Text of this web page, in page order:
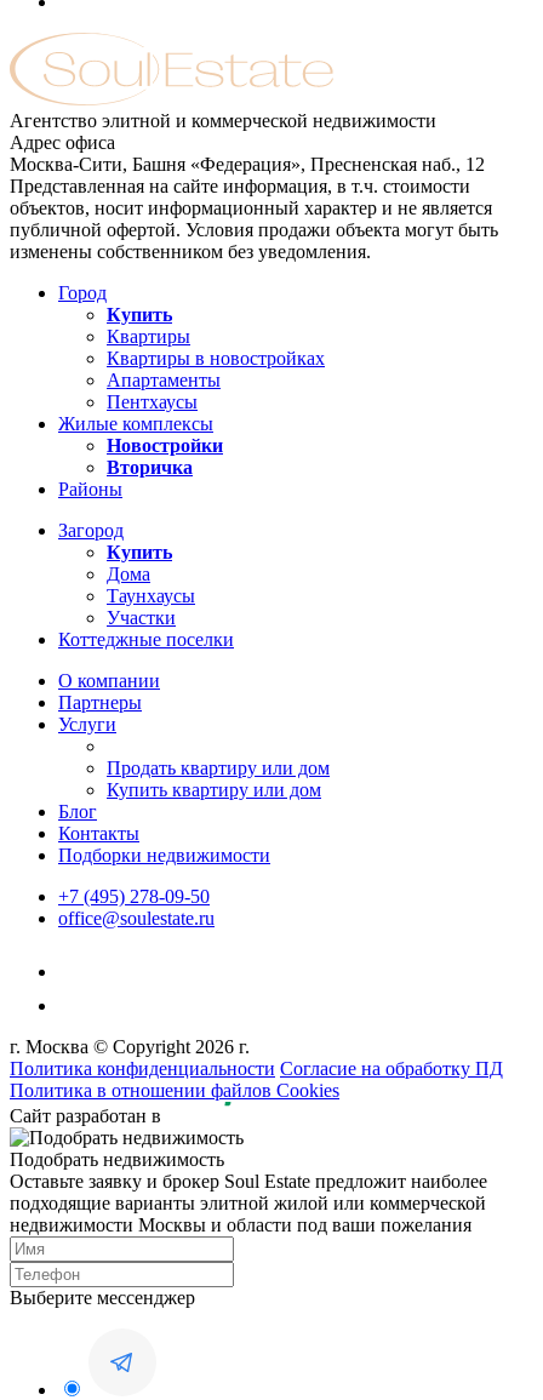
Агентство элитной и коммерческой недвижимости
Адрес офиса
Москва-Сити, Башня «Федерация», Пресненская наб., 12
Представленная на сайте информация, в т.ч. стоимости
объектов, носит информационный характер и не является
публичной офертой. Условия продажи объекта могут быть
изменены собственником без уведомления.
Город
Купить
Квартиры
Квартиры в новостройках
Апартаменты
Пентхаусы
Жилые комплексы
Новостройки
Вторичка
Районы
Загород
Купить
Дома
Таунхаусы
Участки
Коттеджные поселки
О компании
Партнеры
Услуги
Продать квартиру или дом
Купить квартиру или дом
Блог
Контакты
Подборки недвижимости
+7 (495) 278-09-50
office@soulestate.ru
г. Москва © Copyright 2026 г.
Политика конфиденциальности Согласие на обработку ПД
Политика в отношении файлов Cookies
Сайт разработан в
Подобрать недвижимость
Оставьте заявку и брокер Soul Estate предложит наиболее
подходящие варианты элитной жилой или коммерческой
недвижимости Москвы и области под ваши пожелания
Выберите мессенджер